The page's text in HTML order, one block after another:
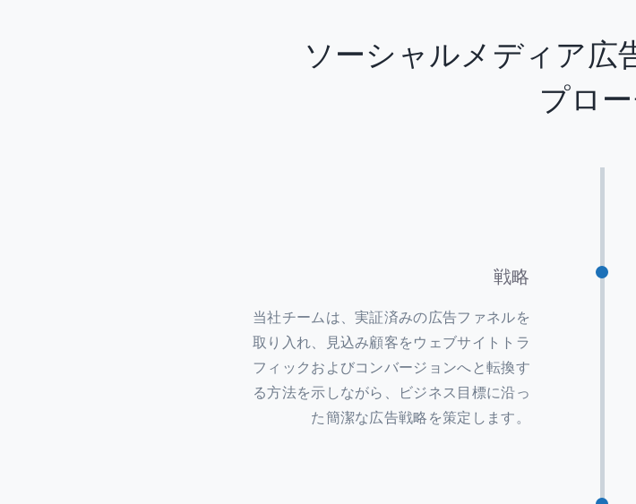
ソーシャルメディア広
プロ
戦略
当社チームは、実証済みの広告ファネルを
取り入れ、見込み顧客をウェブサイトトラ
フィックおよびコンバージョンへと転換す
る方法を示しながら、ビジネス目標に沿っ
た簡潔な広告戦略を策定します。